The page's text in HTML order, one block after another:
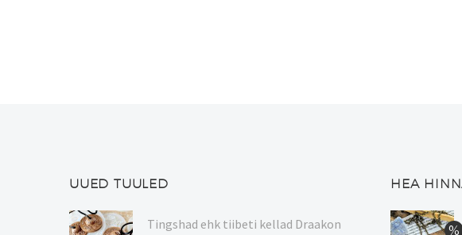
UUED TUULED
Tingshad ehk tiibeti kellad Draakon
HEA